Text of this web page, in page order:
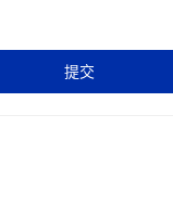
程方面，Gate.io保
功能分区，也配备
提交